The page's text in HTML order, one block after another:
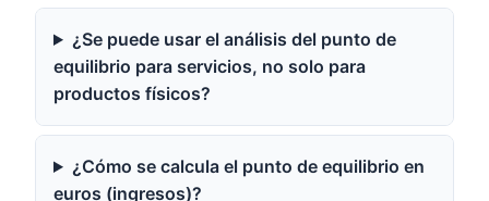
¿Se puede usar el análisis del punto de
equilibrio para servicios, no solo para
productos físicos?
¿Cómo se calcula el punto de equilibrio en
euros (ingresos)?